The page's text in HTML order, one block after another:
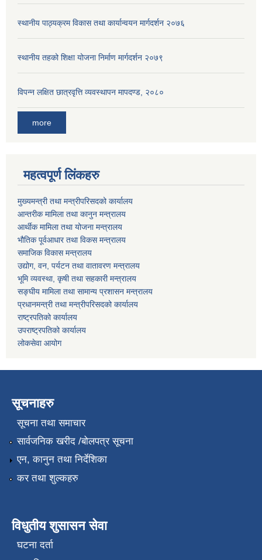
स्थानीय पाठ्यक्रम विकास तथा कार्यान्वयन मार्गदर्शन २०७६
स्थानीय तहको शिक्षा योजना निर्माण मार्गदर्शन २०७९
विपन्न लक्षित छात्रवृत्ति व्यवस्थापन मापदण्ड, २०८०
more
महत्वपूर्ण लिंकहरु
मुख्यमन्त्री तथा मन्त्रीपरिसदको कार्यालय
आन्तरीक मामिला तथा कानुन मन्त्रालय
आर्थीक मामिला तथा योजना मन्त्रालय
भौतिक पूर्वआधार तथा विकस मन्त्रालय
समाजिक विकास मन्त्रालय
उद्योग, वन, पर्यटन तथा वातावरण मन्त्रालय
भूमि व्यवस्था, कृषी तथा सहकारी मन्त्रालय
सङ्घीय मामिला तथा सामान्य प्रशासन मन्त्रालय
प्रधानमन्त्री तथा मन्त्रीपरिसदको कार्यालय
राष्ट्रपतिको कार्यालय
उपराष्ट्रपतिको कार्यालय
लोकसेवा आयोग
सूचनाहरु
सूचना तथा समाचार
सार्वजनिक खरीद /बोलपत्र सूचना
एन, कानुन तथा निर्देशिका
कर तथा शुल्कहरु
विधुतीय शुसासन सेवा
घटना दर्ता